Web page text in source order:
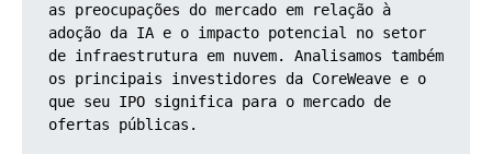
as preocupações do mercado em relação à
adoção da IA e o impacto potencial no setor
de infraestrutura em nuvem. Analisamos também
os principais investidores da CoreWeave e o
que seu IPO significa para o mercado de
ofertas públicas.